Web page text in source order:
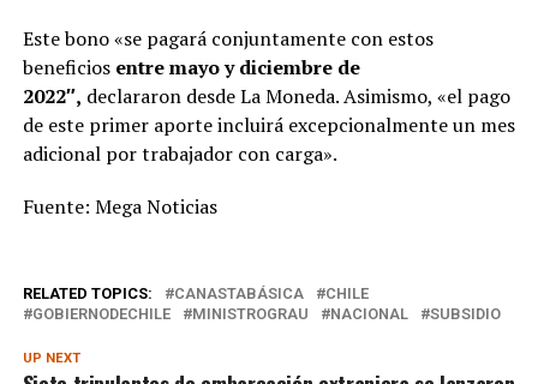
Este bono «se pagará conjuntamente con estos
beneficios entre mayo y diciembre de
2022″, declararon desde La Moneda. Asimismo, «el pago
de este primer aporte incluirá excepcionalmente un mes
adicional por trabajador con carga».
Fuente: Mega Noticias
RELATED TOPICS: CANASTABÁSICA
CHILE
GOBIERNODECHILE
MINISTROGRAU NACIONAL SUBSIDIO
UP NEXT